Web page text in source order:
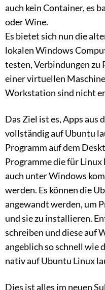
auch kein Container, es
oder Wine.
Es bietet sich nun die
lokalen Windows
testen, Verbindungen zu
einer virtuellen
Workstation sind nicht
Das Ziel ist es, Apps aus
vollständig auf Ubuntu
Programm auf dem
Programme die für
auch unter Windows
werden. Es können die
angewandt werden, um
und sie zu installieren.
schreiben und diese auf
angeblich so schnell wie
nativ auf Ubuntu Linux
Dies ist alles im neuen